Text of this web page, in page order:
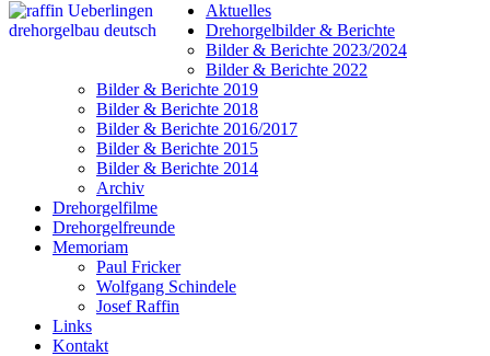
Aktuelles
Drehorgelbilder & Berichte
Bilder & Berichte 2023/2024
Bilder & Berichte 2022
Bilder & Berichte 2019
Bilder & Berichte 2018
Bilder & Berichte 2016/2017
Bilder & Berichte 2015
Bilder & Berichte 2014
Archiv
Drehorgelfilme
Drehorgelfreunde
Memoriam
Paul Fricker
Wolfgang Schindele
Josef Raffin
Links
Kontakt